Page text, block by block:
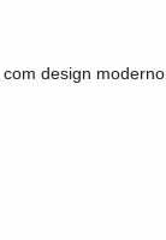
design moderno,